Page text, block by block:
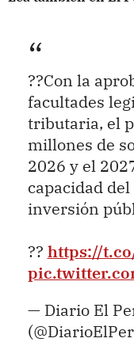
??Con la
facultades
tributaria, el
millones de
2026 y el
capacidad
inversión
?? https://
— Diario El